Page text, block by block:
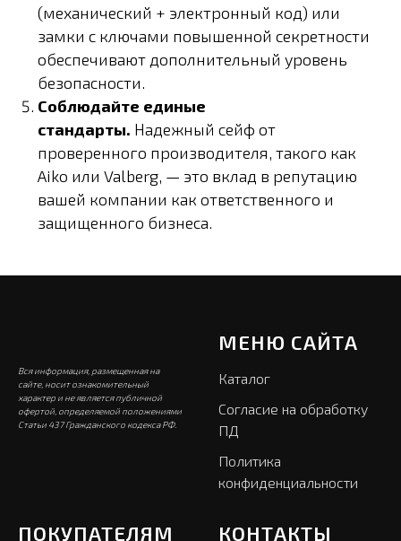
(механический + электронный код) или
замки с ключами повышенной секретности
обеспечивают дополнительный уровень
безопасности.
Соблюдайте единые
стандарты. Надежный сейф от
проверенного производителя, такого как
Aiko или Valberg, — это вклад в репутацию
вашей компании как ответственного и
защищенного бизнеса.
Вся информация, размещенная на
сайте, носит ознакомительный
характер и не является публичной
офертой, определяемой положениями
Статьи 437 Гражданского кодекса РФ.
МЕНЮ САЙТА
Каталог
Согласие на обработку
ПД
Политика
конфиденциальности
ПОКУПАТЕЛЯМ КОНТАКТЫ